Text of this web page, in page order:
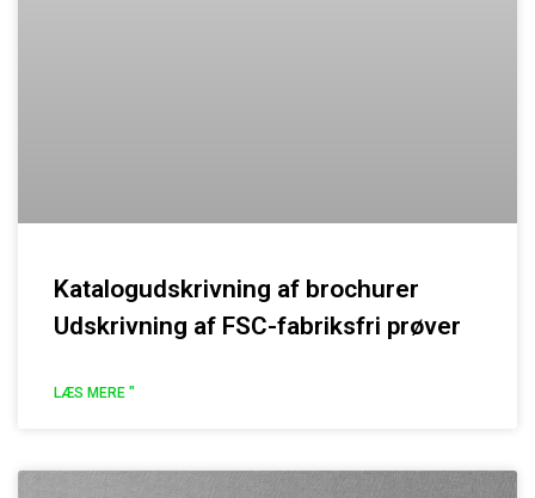
Katalogudskrivning af brochurer
Udskrivning af FSC-fabriksfri prøver
LÆS MERE "